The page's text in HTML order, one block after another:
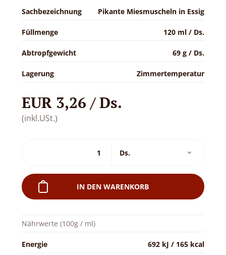
Sachbezeichnung Pikante Miesmuscheln in Essig
Füllmenge 120 ml / Ds.
Abtropfgewicht 69 g / Ds.
Lagerung Zimmertemperatur
EUR 3,26 / Ds.
(inkl.USt.)
IN DEN WARENKORB
Nährwerte (100g / ml)
Energie 692 kJ / 165 kcal